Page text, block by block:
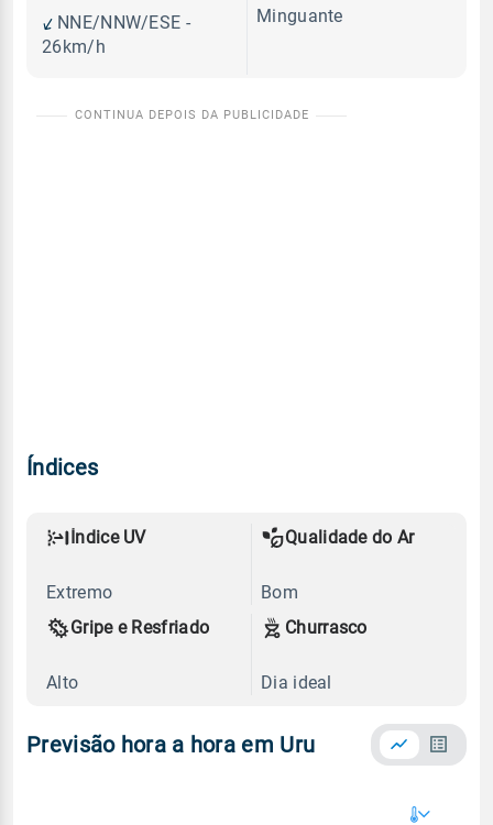
NNE/NNW/ESE -
26km/h
Minguante
Índices
Índice UV
Extremo
Qualidade do Ar
Bom
Gripe e Resfriado
Alto
Churrasco
Dia ideal
Previsão hora a hora em Uru